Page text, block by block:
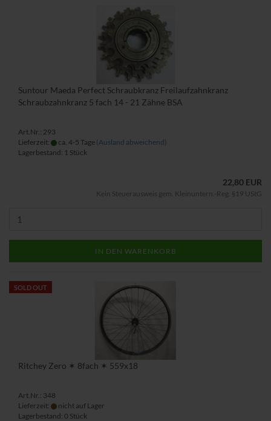
Suntour Maeda Perfect Schraubkranz Freilaufzahnkranz
Schraubzahnkranz 5 fach 14 - 21 Zähne BSA
Art.Nr.: 293
Lieferzeit:
ca. 4-5 Tage (Ausland abweichend)
Lagerbestand: 1 Stück
22,80 EUR
Kein Steuerausweis gem. Kleinuntern.-Reg. §19 UStG
IN DEN WARENKORB
SOLD OUT
Ritchey Zero ✶ 8fach ✶ 559x18
Art.Nr.: 348
Lieferzeit:
nicht auf Lager
Lagerbestand: 0 Stück